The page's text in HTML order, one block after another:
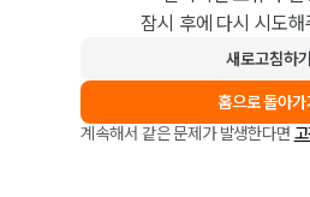
잠시 후에 다시 시도
새로고침하기
홈으로 돌아가
계속해서 같은 문제가 발생한다면